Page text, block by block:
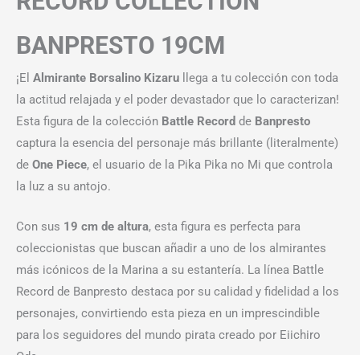
BANPRESTO 19CM
¡El Almirante Borsalino Kizaru llega a tu colección con toda
la actitud relajada y el poder devastador que lo caracterizan!
Esta figura de la colección Battle Record de Banpresto
captura la esencia del personaje más brillante (literalmente)
de One Piece, el usuario de la Pika Pika no Mi que controla
la luz a su antojo.
Con sus 19 cm de altura, esta figura es perfecta para
coleccionistas que buscan añadir a uno de los almirantes
más icónicos de la Marina a su estantería. La línea Battle
Record de Banpresto destaca por su calidad y fidelidad a los
personajes, convirtiendo esta pieza en un imprescindible
para los seguidores del mundo pirata creado por Eiichiro